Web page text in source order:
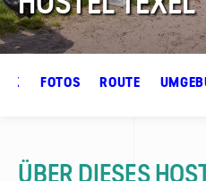
FOTOS ROUTE
ÜBER DIESES